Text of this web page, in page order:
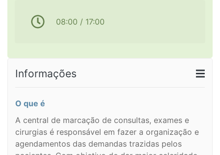
08:00 / 17:00
Informações
O que é
A central de marcação de consultas, exames e
cirurgias é responsável em fazer a organização e
agendamentos das demandas trazidas pelos